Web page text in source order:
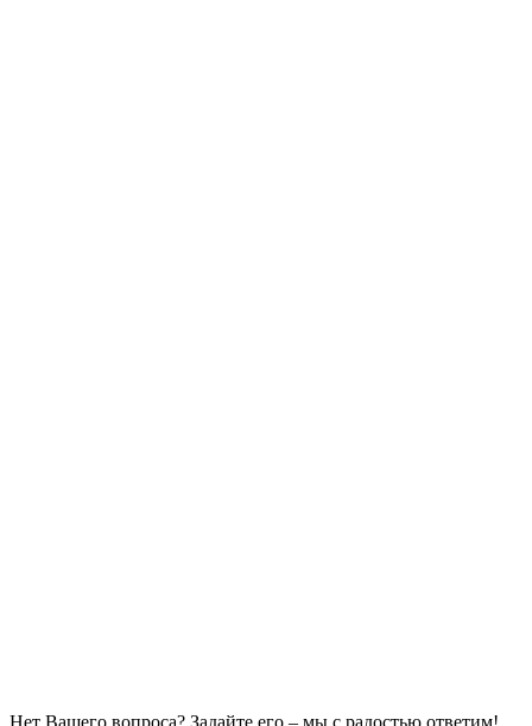
Нет Вашего вопроса? Задайте его – мы с радостью ответим!